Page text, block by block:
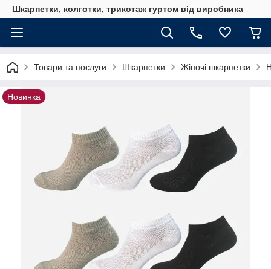
Шкарпетки, колготки, трикотаж гуртом від виробника
Товари та послуги Шкарпетки Жіночі шкарпетки
Новинка